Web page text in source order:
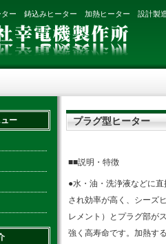
ター 鋳込みヒーター 加熱ヒーター 設計製
プラグ型ヒーター
■■説明・特徴
●水・油・洗浄液などに
され効率が高く、シーズ
レメント）とプラグ部が
強く高寿命です。加熱す
ー